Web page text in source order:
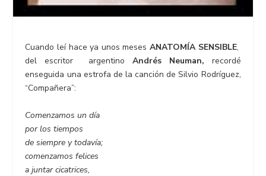
Cuando leí hace ya unos meses ANATOMÍA SENSIBLE,
del escritor argentino Andrés Neuman, recordé
enseguida una estrofa de la canción de Silvio Rodríguez,
“Compañera”:
Comenzamos un día
por los tiempos
de siempre y todavía;
comenzamos felices
a juntar cicatrices,